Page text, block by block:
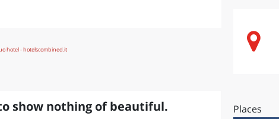
show nothing of beautiful. Places